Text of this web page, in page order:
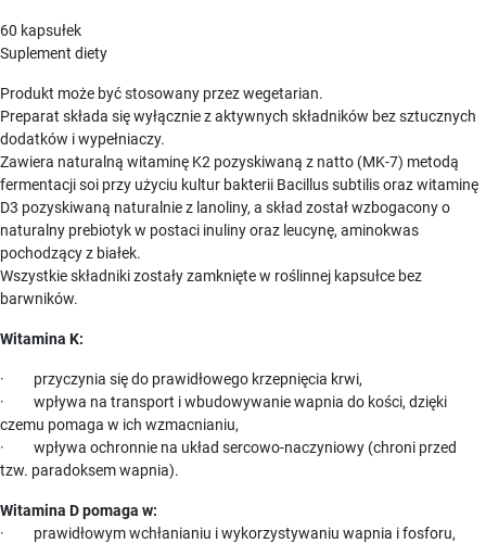
60 kapsułek
Suplement diety
Produkt może być stosowany przez wegetarian.
Preparat składa się wyłącznie z aktywnych składników bez sztucznych
dodatków i wypełniaczy.
Zawiera naturalną witaminę K2 pozyskiwaną z natto (MK-7) metodą
fermentacji soi przy użyciu kultur bakterii Bacillus subtilis oraz witaminę
D3 pozyskiwaną naturalnie z lanoliny, a skład został wzbogacony o
naturalny prebiotyk w postaci inuliny oraz leucynę, aminokwas
pochodzący z białek.
Wszystkie składniki zostały zamknięte w roślinnej kapsułce bez
barwników.
Witamina K:
· przyczynia się do prawidłowego krzepnięcia krwi,
· wpływa na transport i wbudowywanie wapnia do kości, dzięki
czemu pomaga w ich wzmacnianiu,
· wpływa ochronnie na układ sercowo-naczyniowy (chroni przed
tzw. paradoksem wapnia).
Witamina D pomaga w:
· prawidłowym wchłanianiu i wykorzystywaniu wapnia i fosforu,